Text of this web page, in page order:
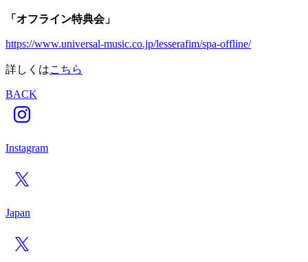
「オフライン特典会」
https://www.universal-music.co.jp/lesserafim/spa-offline/
詳しくはこちら
BACK
Instagram
Japan